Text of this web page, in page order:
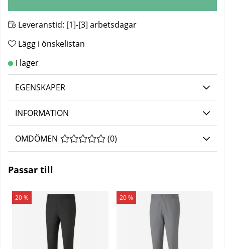
Leveranstid: [1]-[3] arbetsdagar
Lägg i önskelistan
EGENSKAPER
INFORMATION
OMDÖMEN MEDELBETYG 0 AV 5 ANTAL BETYG 0
(0)
Passar till
20 % 20 %